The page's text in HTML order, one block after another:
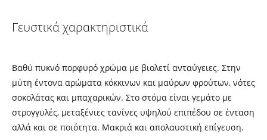
Γευστικά χαρακτηριστικά
Βαθύ πυκνό πορφυρό χρώµα µε βιολετί ανταύγειες. Στην
μύτη έντονα αρώµατα κόκκινων και µαύρων φρούτων, νότες
σοκολάτας και µπαχαρικών. Στο στόµα είναι γεµάτο µε
στρογγυλές, µεταξένιες τανίνες υψηλού επιπέδου σε ένταση
αλλά και σε ποιότητα. Μακριά και απολαυστική επίγευση.